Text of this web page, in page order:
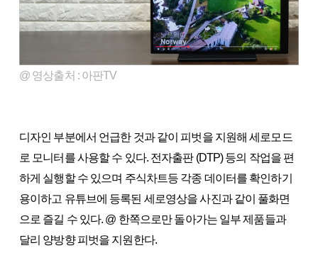
@ 영상출처 : 아판TV
디자인 부분에서 언급한 것과 같이 피벗을 지원해 세로모드
로 모니터를 사용할 수 있다. 전자출판 (DTP) 등의 작업을 편
하게 실행할 수 있으며 주식차트등 각종 데이터를 확인하기
용이하고 유튜브에 등록된 세로영상을 사진과 같이 풀화면
으로 즐길 수 있다. @ 한쪽으로만 돌아가는 일부 제품들과
달리 양방향 피벗을 지원한다.